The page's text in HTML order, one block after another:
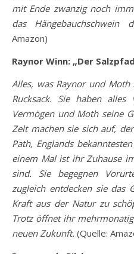
mit Ende zwanzig noch
das Hängebauchschwein
Amazon)
Raynor Winn: „Der
Alles, was Raynor und
Rucksack. Sie haben
Vermögen und Moth seine
Zelt machen sie sich auf,
Path, Englands
einem Mal ist ihr Zuhause
sind. Sie begegnen
zugleich entdecken sie das
Kraft aus der Natur zu
Trotz öffnet ihr
neuen Zukunft. (Quelle: